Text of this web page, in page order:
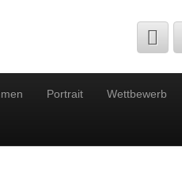
Portrait Wettbewerb